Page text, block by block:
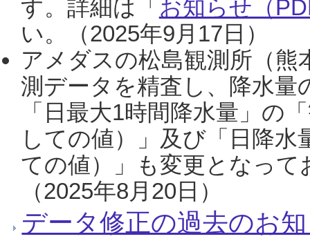
す。詳細は「 お知らせ（
い。（2025年9月17日）
アメダスの松島観測所（熊
測データを精査し、降水
「日最大1時間降水量」の
しての値）」及び「日降
ての値）」も変更となっ
（2025年8月20日）
データ修正の過去のお